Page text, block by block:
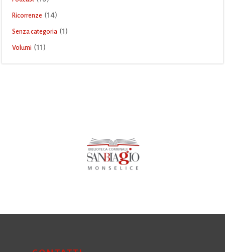
Ricorrenze (14)
Senza categoria (1)
Volumi (11)